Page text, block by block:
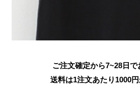
ご注文確定から7~28日で
送料は1注文あたり 1000